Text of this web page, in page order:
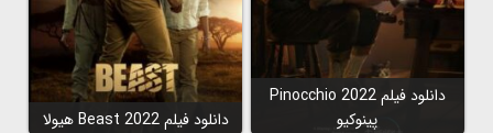
دانلود فیلم Pinocchio 2022
پینوکیو
دانلود فیلم Beast 2022 هیولا